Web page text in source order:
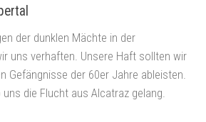
der dunklen Mächte in der
uns verhaften. Unsere Haft sollten wir
Gefängnisse der 60er Jahre ableisten.
die Flucht aus Alcatraz gelang.